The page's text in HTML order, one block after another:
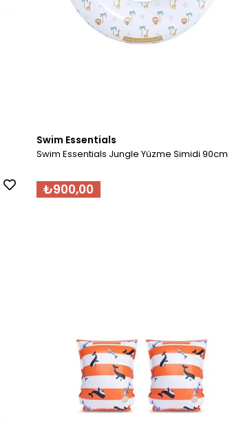
Swim Essentials
Swim Essentials Jungle Yüzme Simidi 90cm
₺900,00